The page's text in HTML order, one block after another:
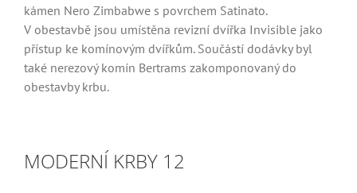
kámen Nero Zimbabwe s povrchem Satinato.
V obestavbě jsou umístěna revizní dvířka Invisible jako
přístup ke komínovým dvířkům. Součástí dodávky byl
také nerezový komín Bertrams zakomponovaný do
obestavby krbu.
MODERNÍ KRBY 12